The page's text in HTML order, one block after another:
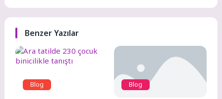
Benzer Yazılar
Blog Blog